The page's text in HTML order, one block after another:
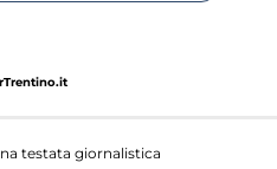
testata giornalistica